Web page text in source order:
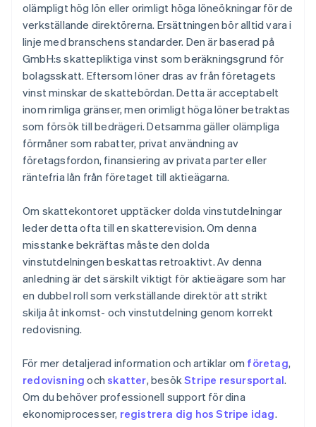
olämpligt hög lön eller orimligt höga löneökningar för de
verkställande direktörerna. Ersättningen bör alltid vara i
linje med branschens standarder. Den är baserad på
GmbH:s skattepliktiga vinst som beräkningsgrund för
bolagsskatt. Eftersom löner dras av från företagets
vinst minskar de skattebördan. Detta är acceptabelt
inom rimliga gränser, men orimligt höga löner betraktas
som försök till bedrägeri. Detsamma gäller olämpliga
förmåner som rabatter, privat användning av
företagsfordon, finansiering av privata parter eller
räntefria lån från företaget till aktieägarna.
Om skattekontoret upptäcker dolda vinstutdelningar
leder detta ofta till en skatterevision. Om denna
misstanke bekräftas måste den dolda
vinstutdelningen beskattas retroaktivt. Av denna
anledning är det särskilt viktigt för aktieägare som har
en dubbel roll som verkställande direktör att strikt
skilja åt inkomst- och vinstutdelning genom korrekt
redovisning.
För mer detaljerad information och artiklar om företag,
redovisning ochskatter, besökStripe resursportal.
Om du behöver professionell support för dina
ekonomiprocesser, registrera dig hos Stripe idag.
Australien